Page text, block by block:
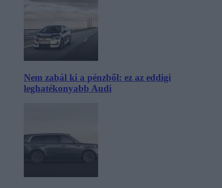
Nem zabál ki a pénzből: ez az eddigi
leghatékonyabb Audi